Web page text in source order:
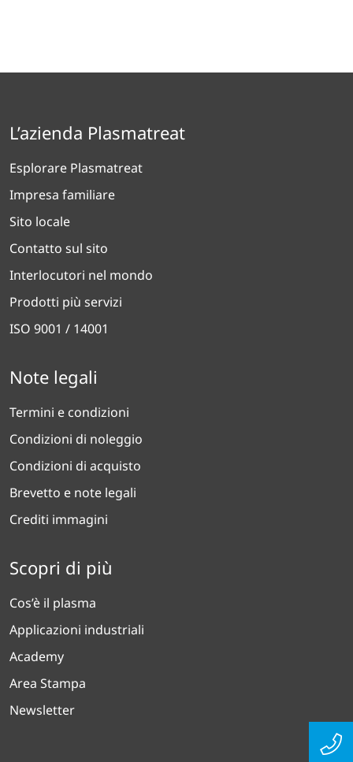
L’azienda Plasmatreat
Esplorare Plasmatreat
Impresa familiare
Sito locale
Contatto sul sito
Interlocutori nel mondo
Prodotti più servizi
ISO 9001 / 14001
Note legali
Termini e condizioni
Condizioni di noleggio
Condizioni di acquisto
Brevetto e note legali
Crediti immagini
Scopri di più
Cos’è il plasma
Applicazioni industriali
Academy
Area Stampa
Newsletter